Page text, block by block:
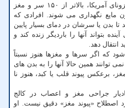
در مرکز آلکور در ایالت آریزونای آمریکا، بالاتر از ۱۵۰ سر و مغز
مایع نگهداری می شوند. افرادی که
بدن یا سرشان در دمای بسیار پایین
بتواند آنها را باردیگر زنده کند و
انتقال دهد.
که اگر سرها و مغزها هنوز نسبتاً
توانند همین حالا آنها را به بدن های
مغز، برعکس پیوند قلب یا کبد، هنوز نا
جراحی مغز و اعصاب در کالج
اصطلاح «پیوند مغز» دقیق نیست. او